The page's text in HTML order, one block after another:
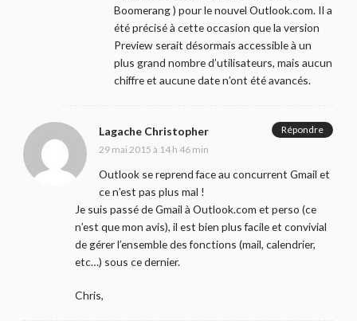
Boomerang ) pour le nouvel Outlook.com. Il a
été précisé à cette occasion que la version
Preview serait désormais accessible à un
plus grand nombre d’utilisateurs, mais aucun
chiffre et aucune date n’ont été avancés.
Lagache Christopher
29 mai 2015 à 14 h 46 min
Outlook se reprend face au concurrent Gmail et
ce n’est pas plus mal !
Je suis passé de Gmail à Outlook.com et perso (ce
n’est que mon avis), il est bien plus facile et convivial
de gérer l’ensemble des fonctions (mail, calendrier,
etc…) sous ce dernier.
Chris,
Répondre